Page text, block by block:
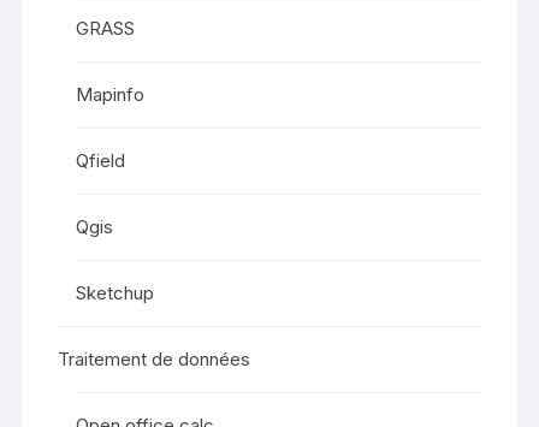
GRASS
Mapinfo
Qfield
Qgis
Sketchup
Traitement de données